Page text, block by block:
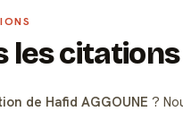
les citations
de Hafid AGGOUNE ?